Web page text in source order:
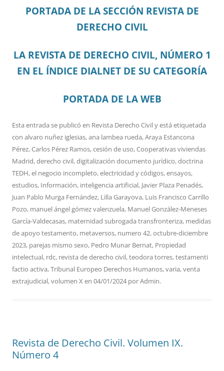
PORTADA DE LA SECCIÓN REVISTA DE
DERECHO CIVIL
LA REVISTA DE DERECHO CIVIL, NÚMERO 1
EN EL ÍNDICE DIALNET DE SU CATEGORÍA
PORTADA DE LA WEB
Esta entrada se publicó en Revista Derecho Civily está etiquetada
con alvaro nuñez iglesias,ana lambea rueda,Araya Estancona
Pérez,Carlos Pérez Ramos,cesión de uso,Cooperativas viviendas
Madrid,derecho civil,digitalización documento jurídico,doctrina
TEDH,el negocio incompleto,electricidad y códigos,ensayos,
estudios, Información, inteligencia artificial, Javier Plaza Penadés,
Juan Pablo Murga Fernández, Lilla Garayova, Luis Francisco Carrillo
Pozo, manuel ángel gómez valenzuela, Manuel González-Meneses
García-Valdecasas, maternidad subrogada transfronteriza, medidas
de apoyo testamento, metaversos, numero 42,octubre-diciembre
2023, parejas mismo sexo, Pedro Munar Bernat, Propiedad
intelectual, rdc, revista de derecho civil,teodora torres,testamenti
factio activa,Tribunal Europeo Derechos Humanos,varia,venta
extrajudicial,volumen X en 04/01/2024porAdmin.
Revista de Derecho Civil. Volumen IX.
Número 4